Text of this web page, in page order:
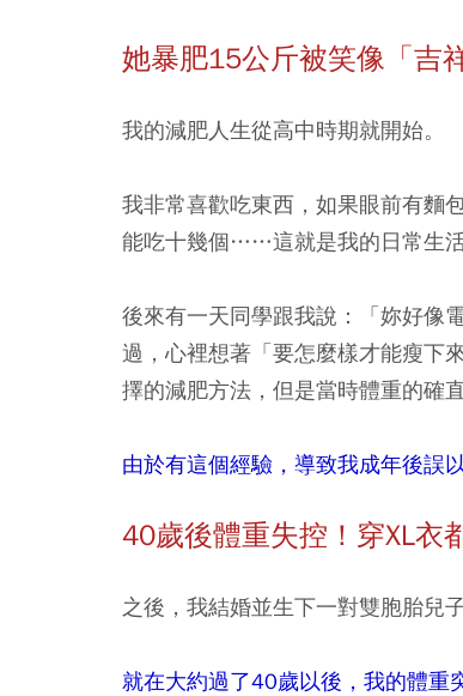
她暴肥15公斤被笑像「吉
我的減肥人生從高中時期就開始。
我非常喜歡吃東西，如果眼前有麵
能吃十幾個……這就是我的日常生活
後來有一天同學跟我說：「妳好像
過，心裡想著「要怎麼樣才能瘦下
擇的減肥方法，但是當時體重的確
由於有這個經驗，導致我成年後誤
40歲後體重失控！穿XL衣
之後，我結婚並生下一對雙胞胎兒子
就在大約過了40歲以後，我的體重